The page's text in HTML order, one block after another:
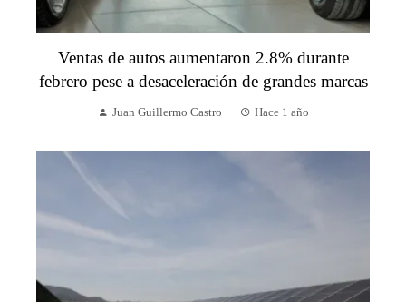
Ventas de autos aumentaron 2.8% durante
febrero pese a desaceleración de grandes marcas
Juan Guillermo Castro Hace 1 año